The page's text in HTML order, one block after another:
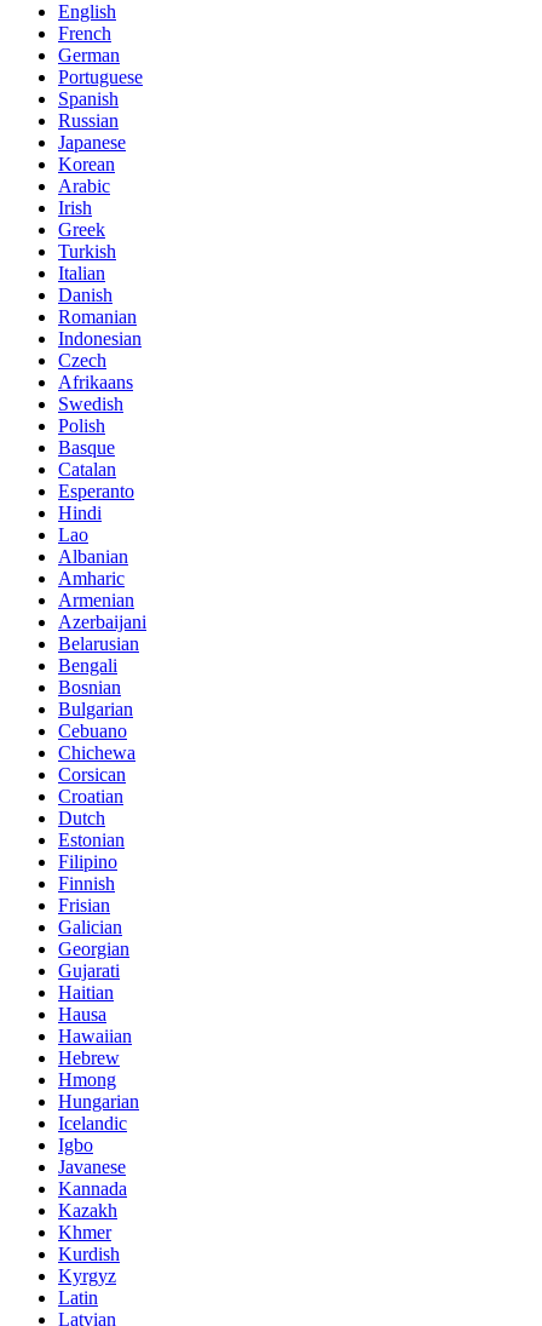
English
French
German
Portuguese
Spanish
Russian
Japanese
Korean
Arabic
Irish
Greek
Turkish
Italian
Danish
Romanian
Indonesian
Czech
Afrikaans
Swedish
Polish
Basque
Catalan
Esperanto
Hindi
Lao
Albanian
Amharic
Armenian
Azerbaijani
Belarusian
Bengali
Bosnian
Bulgarian
Cebuano
Chichewa
Corsican
Croatian
Dutch
Estonian
Filipino
Finnish
Frisian
Galician
Georgian
Gujarati
Haitian
Hausa
Hawaiian
Hebrew
Hmong
Hungarian
Icelandic
Igbo
Javanese
Kannada
Kazakh
Khmer
Kurdish
Kyrgyz
Latin
Latvian